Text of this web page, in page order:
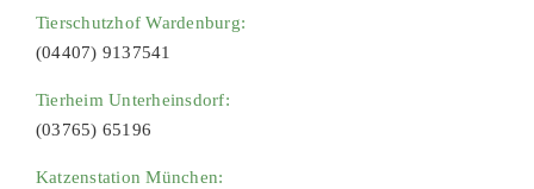
Tierschutzhof Wardenburg:
(04407) 9137541
Tierheim Unterheinsdorf:
(03765) 65196
Katzenstation München: